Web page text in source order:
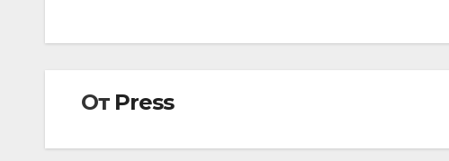
записям
От Press